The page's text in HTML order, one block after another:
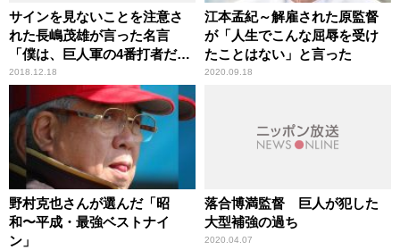
サインを見ないことを注意さ
れた長嶋茂雄が言った名言
「僕は、巨人軍の4番打者だ
よ。サインなんて、“打て”以
外に、あるわけないじゃな
い」
2018.12.18
江本孟紀～解雇された原監督
が「人生でこんな屈辱を受け
たことはない」と言った
2020.09.18
野村克也さんが選んだ「昭
和〜平成・最強ベストナイ
ン」
落合博満監督 巨人が犯した
大型補強の過ち
2020.04.07